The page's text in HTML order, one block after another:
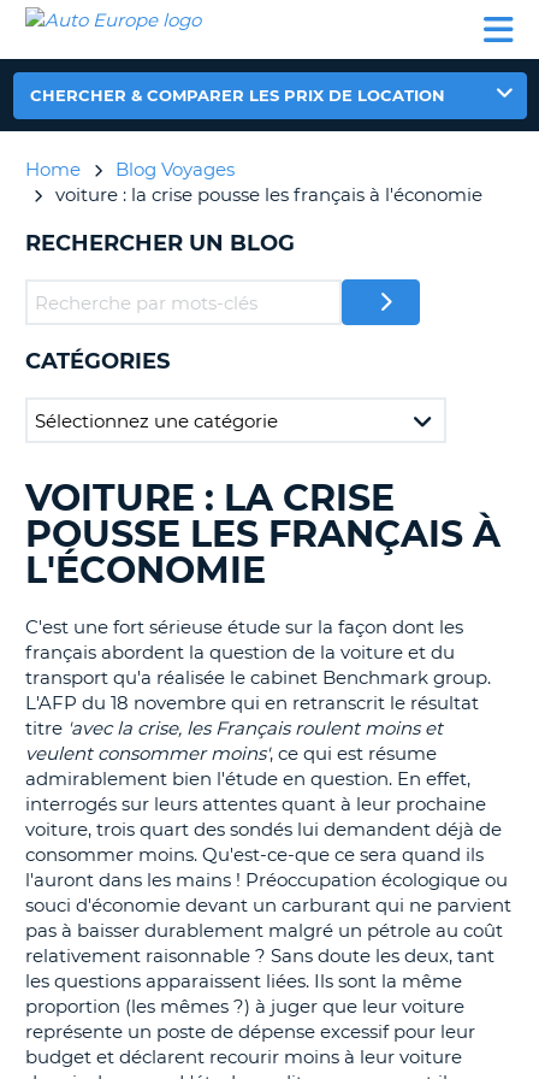
LOCATION
VOITURE
CAMPING-
CAR
CLIENT
AUTO
EUROPE
LOCATION
VOITURE
CAR
PARTENAIRES
CLIENT
COMPTE
GÉRER
MA
CHERCHER & COMPARER LES PRIX DE LOCATION
Home
Blog Voyages
voiture : la crise pousse les français à l'économie
RECHERCHER UN BLOG
CATÉGORIES
RECHERCHER
DES
BLOGS......
VOITURE : LA CRISE
POUSSE LES FRANÇAIS À
L'ÉCONOMIE
C'est une fort sérieuse étude sur la façon dont les
français abordent la question de la voiture et du
transport qu'a réalisée le cabinet Benchmark group.
L'AFP du 18 novembre qui en retranscrit le résultat
titre 'avec la crise, les Français roulent moins et
veulent consommer moins', ce qui est résume
admirablement bien l'étude en question. En effet,
interrogés sur leurs attentes quant à leur prochaine
voiture, trois quart des sondés lui demandent déjà de
consommer moins. Qu'est-ce-que ce sera quand ils
l'auront dans les mains ! Préoccupation écologique ou
souci d'économie devant un carburant qui ne parvient
pas à baisser durablement malgré un pétrole au coût
relativement raisonnable ? Sans doute les deux, tant
les questions apparaissent liées. Ils sont la même
proportion (les mêmes ?) à juger que leur voiture
représente un poste de dépense excessif pour leur
budget et déclarent recourir moins à leur voiture